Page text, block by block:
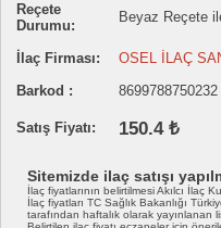
Reçete
Durumu:
Beyaz Reçete
İlaç Firması:
OSEL İLAÇ
Barkod :
8699788750232
Satış Fiyatı: 150.4 ₺
Sitemizde ilaç satışı
İlaç fiyatlarının belirtilmesi Akılcı İlaç
İlaç fiyatları TC Sağlık Bakanlığı
tarafından haftalık olarak yayınlanan